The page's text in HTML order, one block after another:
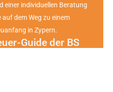
einer individuellen Beratung
auf dem Weg zu einem
in Zypern.
Guide der BS